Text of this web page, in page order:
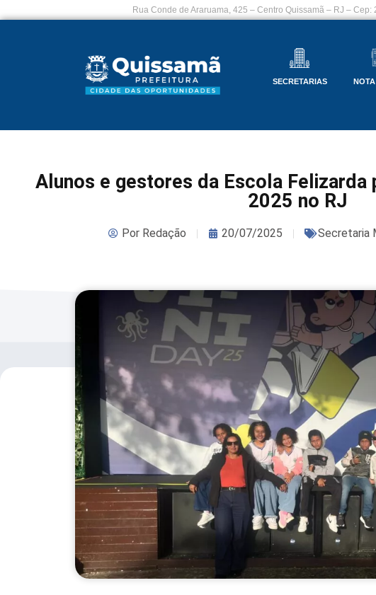
Rua Conde de Araruama, 425 – Centro Quissamã – RJ – Cep:
SECRETARIAS
Alunos e gestores da Escola Felizarda
2025 no RJ
Por Redação 20/07/2025 Secretaria